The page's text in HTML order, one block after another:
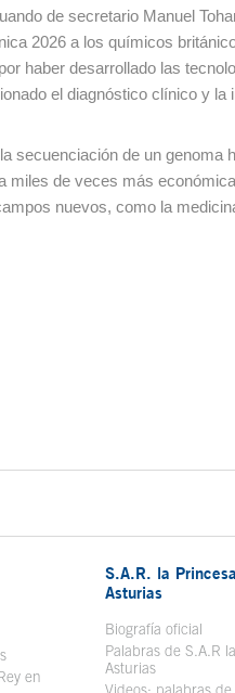
de secretario Manuel
2026 a los químicos
haber desarrollado las
el diagnóstico clínico y la
secuenciación de un genoma
de veces más
nuevos, como la
Se abre en ventana nueva
en
S.A.R. la
Asturias
Biografía oficial Se
Palabras de S.A.R
Asturias